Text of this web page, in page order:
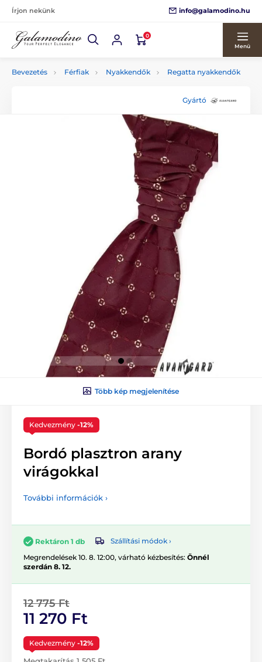
Írjon nekünk info@galamodino.hu
0
Menü
Bevezetés Férfiak Nyakkendők Regatta nyakkendők
Gyártó
Több kép megjelenítése
Kedvezmény -12%
Bordó plasztron arany
virágokkal
További információk ›
Rektáron 1 db
Szállítási módok ›
Megrendelések 10. 8. 12:00, várható kézbesítés: Önnél
szerdán 8. 12.
12 775 Ft
11 270 Ft
Kedvezmény -12%